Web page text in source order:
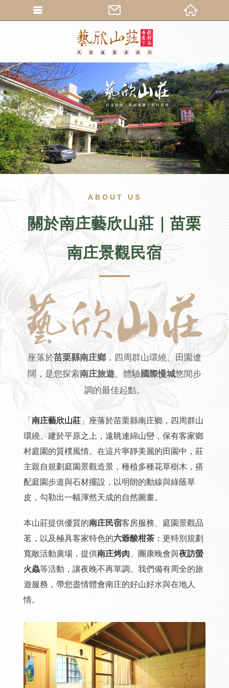
ABOUT US
關於南庄藝欣山莊｜苗栗
南庄景觀民宿
座落於苗栗縣南庄鄉，四周群山環繞、田園遼
闊，是您探索南庄旅遊、體驗 國際慢城悠閒步
調的最佳起點。
「 南庄藝欣山莊 」座落於苗栗縣南庄鄉，四周群山
環繞、建於平原之上，遠眺連綿山巒，保有客家鄉
村庭園的質樸風情。在這片寧靜美麗的田園中，莊
主親自規劃庭園景觀造景，種植多種花草樹木，搭
配庭園步道與石材擺設，以明朗的動線與綠蔭草
皮，勾勒出一幅渾然天成的自然圖畫。
本山莊提供優質的南庄民宿客房服務、庭園景觀品
茗，以及極具客家特色的六爺酸柑茶 ；更特別規劃
寬敞活動廣場，提供南庄烤肉 、團康晚會與夜訪螢
火蟲等活動，讓夜晚不再單調。我們備有周全的旅
遊服務，帶您盡情體會南庄的好山好水與在地人
情。
繁體中文